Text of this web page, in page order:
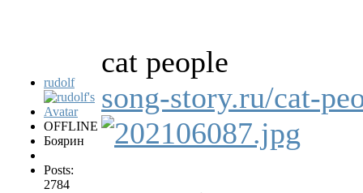
rudolf
OFFLINE
Боярин
Posts:
2784
cat people
song-story.ru/cat-